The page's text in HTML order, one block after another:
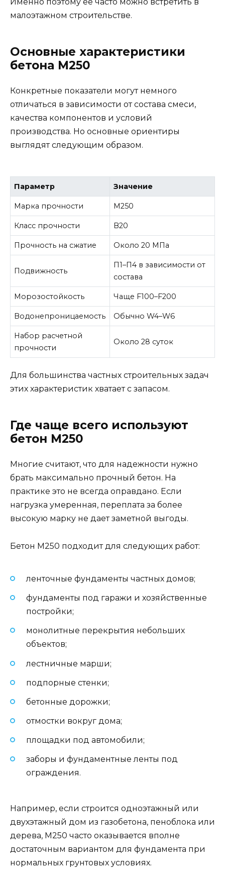
малоэтажном строительстве.
Основные характеристики
бетона М250
Конкретные показатели могут немного
отличаться в зависимости от состава смеси,
качества компонентов и условий
производства. Но основные ориентиры
выглядят следующим образом.
Параметр Значение
Марка прочности М250
Класс прочности В20
Прочность на сжатие Около 20 МПа
Подвижность
П1–П4 в зависимости от
состава
Морозостойкость Чаще F100–F200
Водонепроницаемость Обычно W4–W6
Набор расчетной
прочности
Около 28 суток
Для большинства частных строительных задач
этих характеристик хватает с запасом.
Где чаще всего используют
бетон М250
Многие считают, что для надежности нужно
брать максимально прочный бетон. На
практике это не всегда оправдано. Если
нагрузка умеренная, переплата за более
высокую марку не дает заметной выгоды.
Бетон М250 подходит для следующих работ:
ленточные фундаменты частных домов;
фундаменты под гаражи и хозяйственные
постройки;
монолитные перекрытия небольших
объектов;
лестничные марши;
подпорные стенки;
бетонные дорожки;
отмостки вокруг дома;
площадки под автомобили;
заборы и фундаментные ленты под
ограждения.
Например, если строится одноэтажный или
двухэтажный дом из газобетона, пеноблока или
дерева, М250 часто оказывается вполне
достаточным вариантом для фундамента при
нормальных грунтовых условиях.